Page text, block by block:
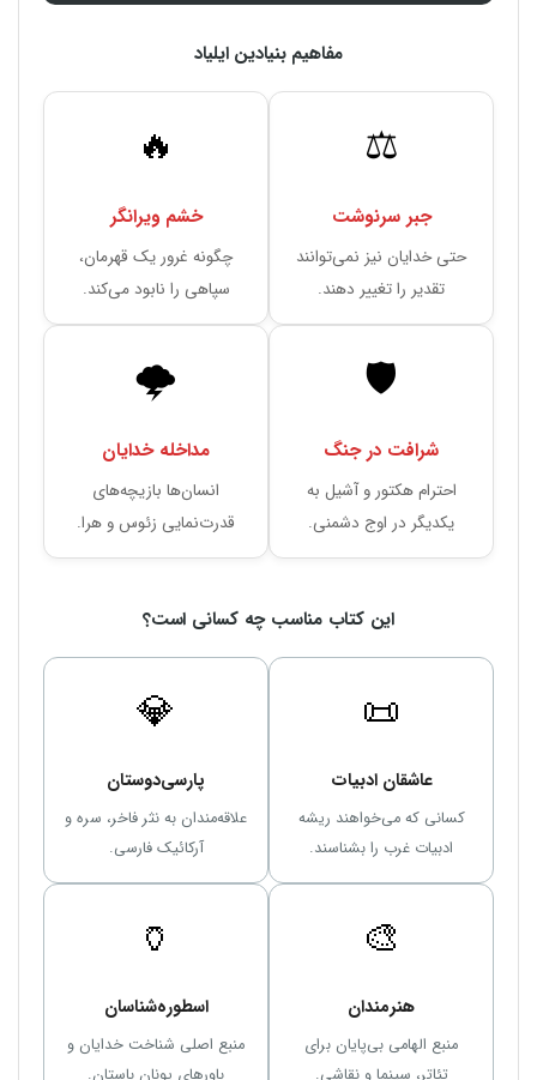
مفاهیم بنیادین ایلیاد
⚖️
جبر سرنوشت
حتی خدایان نیز نمی‌توانند
تقدیر را تغییر دهند.
🔥
خشم ویرانگر
چگونه غرور یک قهرمان،
سپاهی را نابود می‌کند.
🛡️
شرافت در جنگ
احترام هکتور و آشیل به
یکدیگر در اوج دشمنی.
🌩️
مداخله خدایان
انسان‌ها بازیچه‌های
قدرت‌نمایی زئوس و هرا.
این کتاب مناسب چه کسانی است؟
📜
عاشقان ادبیات
کسانی که می‌خواهند ریشه
ادبیات غرب را بشناسند.
💎
پارسی‌دوستان
علاقه‌مندان به نثر فاخر، سره و
آرکائیک فارسی.
🎨
هنرمندان
منبع الهامی بی‌پایان برای
🏺
اسطوره‌شناسان
منبع اصلی شناخت خدایان و